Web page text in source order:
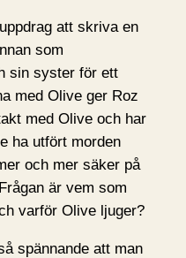
att skriva en
som
sin syster för ett
med Olive ger Roz
med Olive och har
ha utfört morden
och mer säker på
är vem som
varför Olive ljuger?
spännande att man